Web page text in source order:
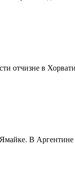
отчизне в
В